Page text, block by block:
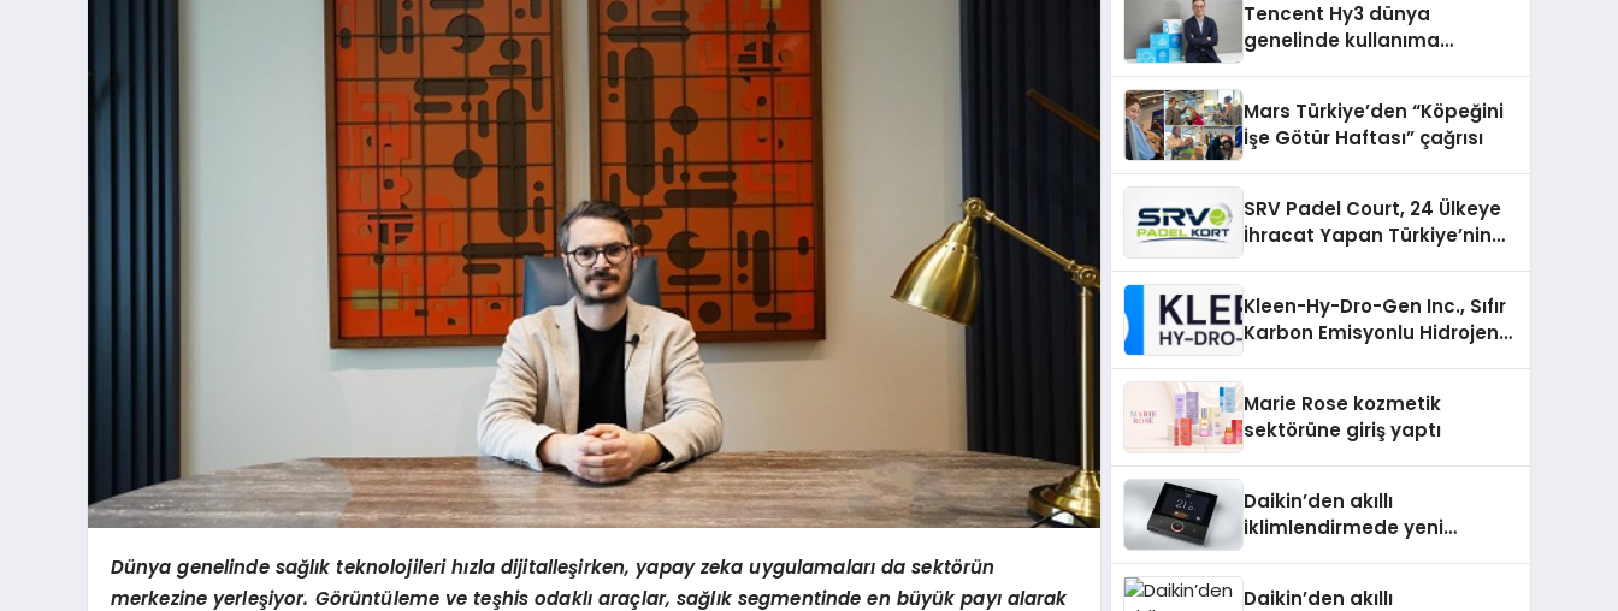
Dünya genelinde sağlık teknolojileri hızla dijitalleşirken, yapay zeka uygulamaları da sektörün
merkezine yerleşiyor. Görüntüleme ve teşhis odaklı araçlar, sağlık segmentinde en büyük payı alarak
Tencent Hy3 dünya
genelinde kullanıma
Mars Türkiye’den “Köpeğini
İşe Götür Haftası” çağrısı
SRV Padel Court, 24 Ülkeye
İhracat Yapan Türkiye’nin
Kleen-Hy-Dro-Gen Inc., Sıfır
Karbon Emisyonlu Hidrojen
Aldı
Marie Rose kozmetik
sektörüne giriş yaptı
Daikin’den akıllı
iklimlendirmede yeni
Daikin’den akıllı